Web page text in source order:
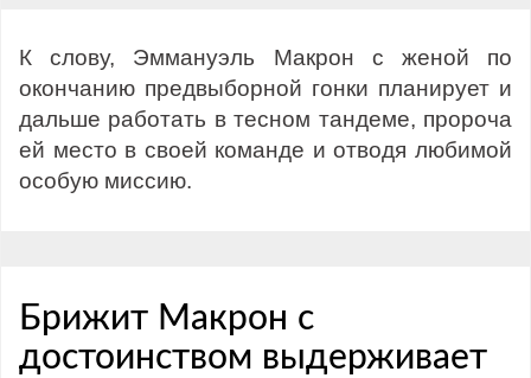
К слову, Эммануэль Макрон с женой по
окончанию предвыборной гонки планирует и
дальше работать в тесном тандеме, пророча
ей место в своей команде и отводя любимой
особую миссию.
Брижит Макрон с
достоинством выдерживает